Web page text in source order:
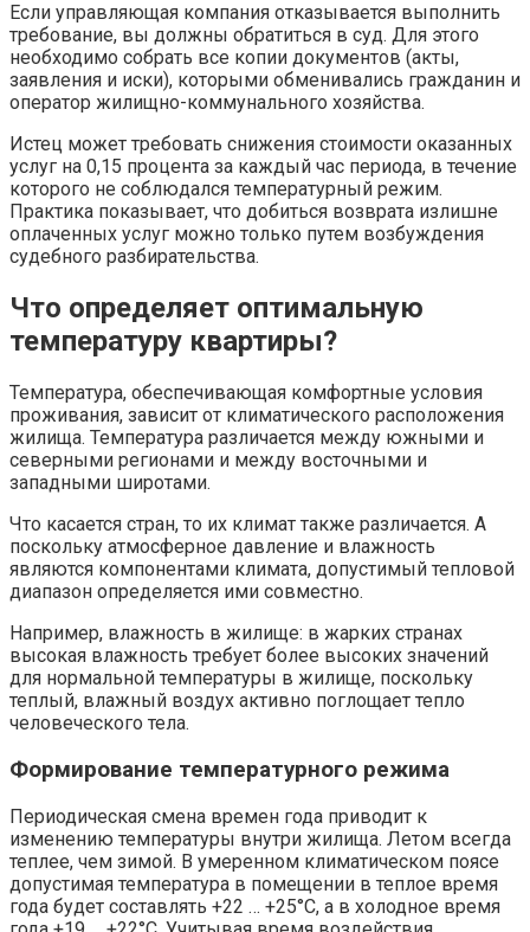
Если управляющая компания отказывается выполнить
требование, вы должны обратиться в суд. Для этого
необходимо собрать все копии документов (акты,
заявления и иски), которыми обменивались гражданин и
оператор жилищно-коммунального хозяйства.
Истец может требовать снижения стоимости оказанных
услуг на 0,15 процента за каждый час периода, в течение
которого не соблюдался температурный режим.
Практика показывает, что добиться возврата излишне
оплаченных услуг можно только путем возбуждения
судебного разбирательства.
Что определяет оптимальную
температуру квартиры?
Температура, обеспечивающая комфортные условия
проживания, зависит от климатического расположения
жилища. Температура различается между южными и
северными регионами и между восточными и
западными широтами.
Что касается стран, то их климат также различается. А
поскольку атмосферное давление и влажность
являются компонентами климата, допустимый тепловой
диапазон определяется ими совместно.
Например, влажность в жилище: в жарких странах
высокая влажность требует более высоких значений
для нормальной температуры в жилище, поскольку
теплый, влажный воздух активно поглощает тепло
человеческого тела.
Формирование температурного режима
Периодическая смена времен года приводит к
изменению температуры внутри жилища. Летом всегда
теплее, чем зимой. В умеренном климатическом поясе
допустимая температура в помещении в теплое время
года будет составлять +22 … +25°C, а в холодное время